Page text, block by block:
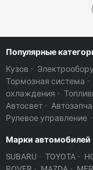
Популярные
Кузов ·
Тормозная система ·
охлаждения ·
Автосвет ·
Рулевое управление ·
Марки автомобилей
SUBARU · TOYOTA ·